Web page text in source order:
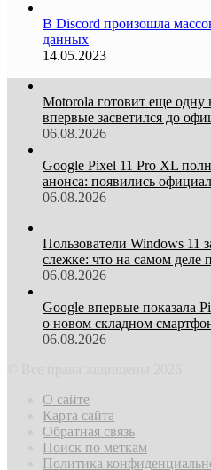
В Discord произошла
данных
14.05.2023
Motorola готовит еще одну
впервые засветился до
06.08.2026
Google Pixel 11 Pro XL
анонса: появились
06.08.2026
Пользователи Windows 11
слежке: что на самом деле
06.08.2026
Google впервые показала
о новом складном
06.08.2026
О сайте
Карта сайта
Обратная связь
Поиск по меткам
Политика